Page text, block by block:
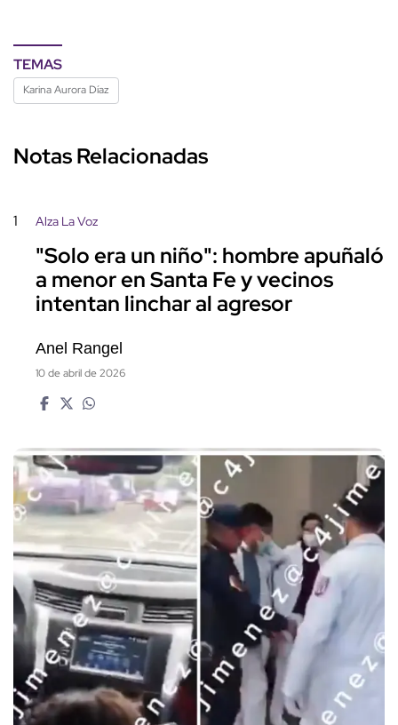
TEMAS
Karina Aurora Díaz
Notas Relacionadas
1 Alza La Voz
"Solo era un niño": hombre apuñaló
a menor en Santa Fe y vecinos
intentan linchar al agresor
Anel Rangel
10 de abril de 2026